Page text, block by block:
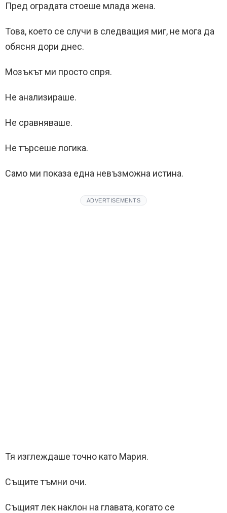
Пред оградата стоеше млада жена.
Това, което се случи в следващия миг, не мога да
обясня дори днес.
Мозъкът ми просто спря.
Не анализираше.
Не сравняваше.
Не търсеше логика.
Само ми показа една невъзможна истина.
ADVERTISEMENTS
Тя изглеждаше точно като Мария.
Същите тъмни очи.
Същият лек наклон на главата, когато се